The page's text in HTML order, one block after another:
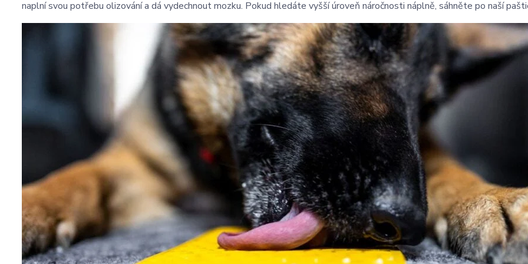
naplní svou potřebu olizování a dá vydechnout mozku. Pokud hledáte vyšší úroveň náročnosti náplně, sáhněte po naší